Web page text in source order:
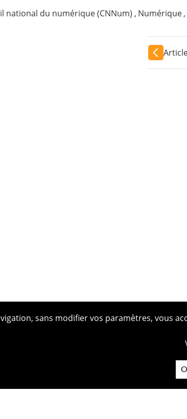
national du numérique (CNNum) , Numérique,
sans modifier vos paramètres, vous